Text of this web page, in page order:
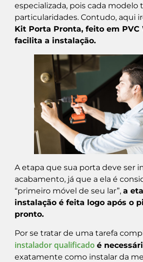
especializada, pois cada modelo
particularidades. Contudo, aqui
Kit Porta Pronta, feito em PVC
facilita a instalação.
A etapa que sua porta deve ser
acabamento, já que a ela é
“primeiro móvel de seu lar”, a
instalação é feita logo após o
pronto.
Por se tratar de uma tarefa
instalador qualificado é
exatamente como instalar da